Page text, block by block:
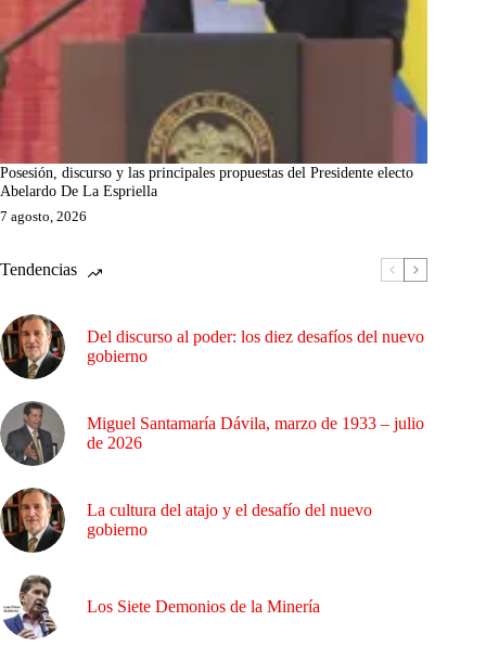
Posesión, discurso y las principales propuestas del Presidente electo
Abelardo De La Espriella
7 agosto, 2026
Tendencias
Del discurso al poder: los diez desafíos del nuevo
gobierno
Miguel Santamaría Dávila, marzo de 1933 – julio
de 2026
La cultura del atajo y el desafío del nuevo
gobierno
Los Siete Demonios de la Minería